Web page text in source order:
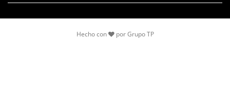
Hecho con por Grupo TP